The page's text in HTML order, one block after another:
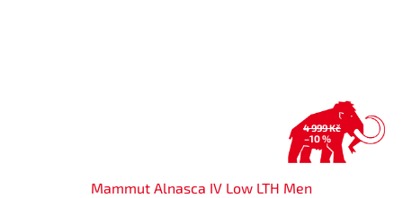
4 999 Kč
–10 %
Mammut Alnasca IV Low LTH Men